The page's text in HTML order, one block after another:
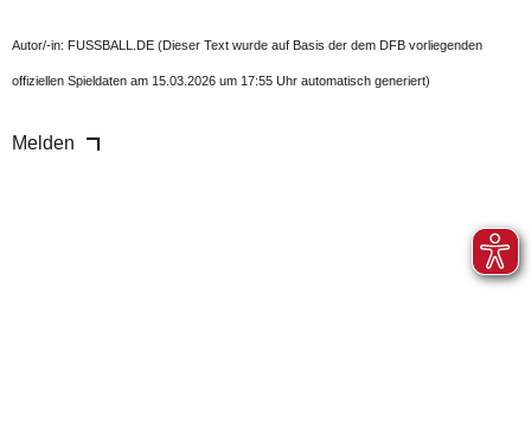
Autor/-in: FUSSBALL.DE (Dieser Text wurde auf Basis der dem DFB vorliegenden
offiziellen Spieldaten am 15.03.2026 um 17:55 Uhr automatisch generiert)
Melden